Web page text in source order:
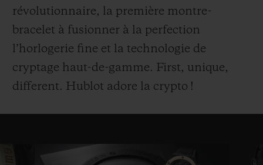
révolutionnaire, la première montre-
bracelet à fusionner à la perfection
l’horlogerie fine et la technologie de
cryptage haut-de-gamme. First, unique,
different. Hublot adore la crypto !